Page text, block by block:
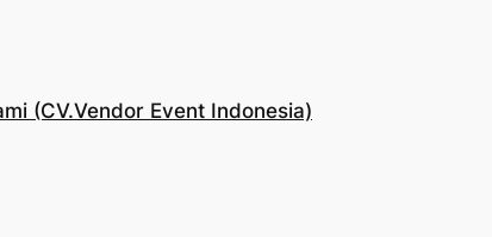
(CV.Vendor Event Indonesia)